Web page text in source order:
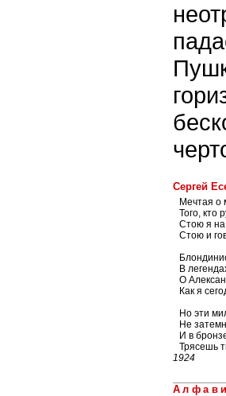
Сергей
Мечтая о
Того, кто
Стою я на
Стою и
В
О
Как я
Но эти
Не
И в
Трясешь
1924